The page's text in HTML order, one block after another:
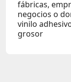
fábricas,
negocios o
vinilo
grosor